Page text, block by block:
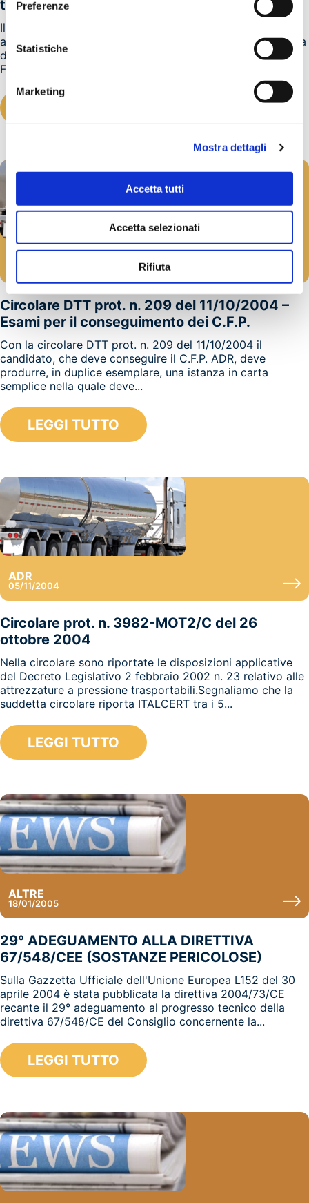
Preferenze
Statistiche
Marketing
Mostra dettagli
Accetta tutti
Accetta selezionati
Rifiuta
tunnel rimane chiuso per sei ore
Il giorno 8 ottobre un incidente ha coinvolto quattro
automezzi pesanti a circa un chilometro dall'uscita italiana
del tunnel del Frejus, valico alpino che collega Italia e
Francia.L'incidente ha provocato...
Circolare DTT prot. n. 209 del 11/10/2004 –
Esami per il conseguimento dei C.F.P.
Con la circolare DTT prot. n. 209 del 11/10/2004 il
candidato, che deve conseguire il C.F.P. ADR, deve
produrre, in duplice esemplare, una istanza in carta
semplice nella quale deve...
LEGGI TUTTO
ADR
05/11/2004
Circolare prot. n. 3982-MOT2/C del 26
ottobre 2004
Nella circolare sono riportate le disposizioni applicative
del Decreto Legislativo 2 febbraio 2002 n. 23 relativo alle
attrezzature a pressione trasportabili.Segnaliamo che la
suddetta circolare riporta ITALCERT tra i 5...
LEGGI TUTTO
ALTRE
18/01/2005
29° ADEGUAMENTO ALLA DIRETTIVA
67/548/CEE (SOSTANZE PERICOLOSE)
Sulla Gazzetta Ufficiale dell'Unione Europea L152 del 30
aprile 2004 è stata pubblicata la direttiva 2004/73/CE
recante il 29° adeguamento al progresso tecnico della
direttiva 67/548/CE del Consiglio concernente la...
LEGGI TUTTO